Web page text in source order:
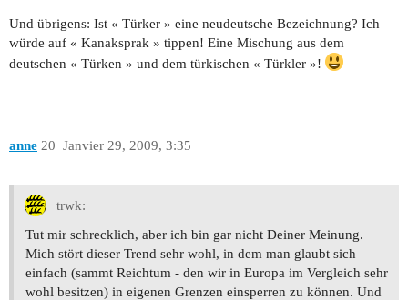
Und übrigens: Ist « Türker » eine neudeutsche Bezeichnung? Ich
würde auf « Kanaksprak » tippen! Eine Mischung aus dem
deutschen « Türken » und dem türkischen « Türkler »!
anne Janvier 29, 2009, 3:35
20
trwk:
Tut mir schrecklich, aber ich bin gar nicht Deiner Meinung.
Mich stört dieser Trend sehr wohl, in dem man glaubt sich
einfach (sammt Reichtum - den wir in Europa im Vergleich sehr
wohl besitzen) in eigenen Grenzen einsperren zu können. Und